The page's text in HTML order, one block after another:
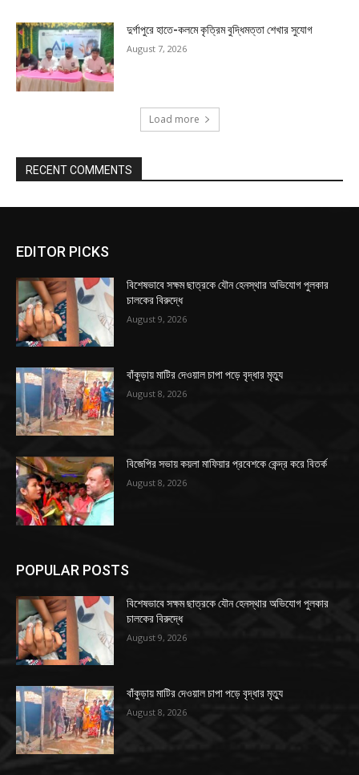
দুর্গাপুরে হাতে-কলমে কৃত্রিম বুদ্ধিমত্তা শেখার সুযোগ
August 7, 2026
Load more
RECENT COMMENTS
EDITOR PICKS
বিশেষভাবে সক্ষম ছাত্রকে যৌন হেনস্থার অভিযোগ পুলকার
চালকের বিরুদ্ধে
August 9, 2026
বাঁকুড়ায় মাটির দেওয়াল চাপা পড়ে বৃদ্ধার মৃত্যু
August 8, 2026
বিজেপির সভায় কয়লা মাফিয়ার প্রবেশকে কেন্দ্র করে বিতর্ক
August 8, 2026
POPULAR POSTS
বিশেষভাবে সক্ষম ছাত্রকে যৌন হেনস্থার অভিযোগ পুলকার
চালকের বিরুদ্ধে
August 9, 2026
বাঁকুড়ায় মাটির দেওয়াল চাপা পড়ে বৃদ্ধার মৃত্যু
August 8, 2026